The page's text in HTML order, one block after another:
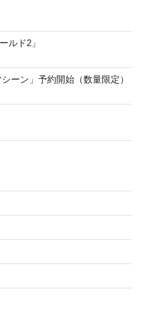
ルド2」
ーン」予約開始（数量限定）